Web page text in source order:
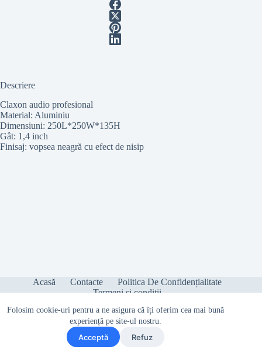
Folosim cookie-uri pentru a ne asigura că îți oferim cea mai bună
experiență pe site-ul nostru.
Acceptă Refuz
Descriere
Claxon audio profesional
Material: Aluminiu
Dimensiuni: 250L*250W*135H
Gât: 1,4 inch
Finisaj: vopsea neagră cu efect de nisip
Acasă Contacte
Politica De Confidențialitate
Termeni și condiții